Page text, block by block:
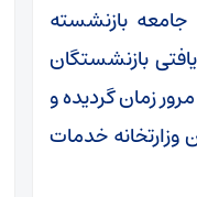
بازنشسته
بازنشستگان
مرور زمان گردیده و
خدمات